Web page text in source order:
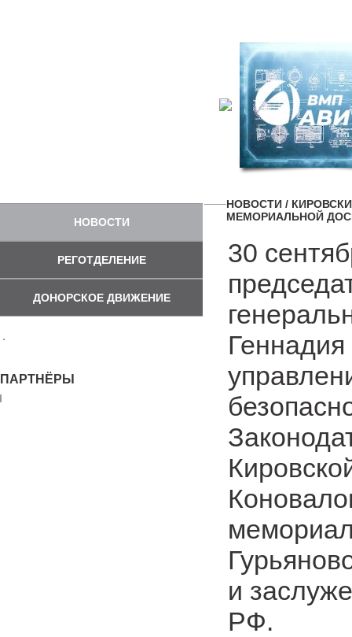
НОВОСТИ
РЕГОТДЕЛЕНИЕ
ДОНОРСКОЕ ДВИЖЕНИЕ
ПАРТНЁРЫ
НОВОСТИ /
МЕМОРИАЛЬНОЙ
30
и
РФ.